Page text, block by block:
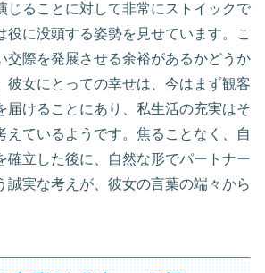
じることに対して非常にストイックで
役に没頭する姿勢を見せています。こ
交際を発展させる余裕があるかどうか
彼女にとっての幸せは、今はまず観客
届けることにあり、私生活の充実はそ
えているようです。焦ることなく、自
確立した後に、自然な形でパートナー
誠実な考えが、彼女の言葉の端々から